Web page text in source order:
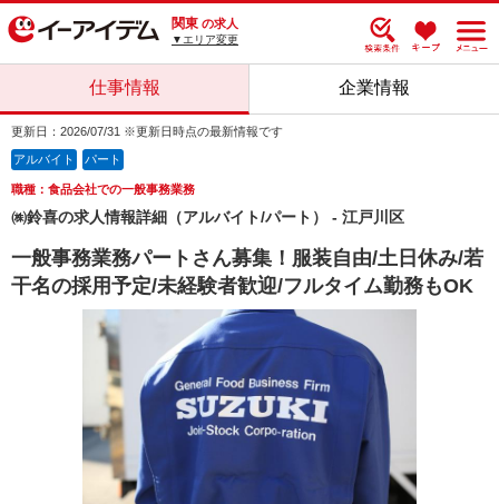
関東 の求人
▼エリア変更
仕事情報 企業情報
更新日：2026/07/31 ※更新日時点の最新情報です
アルバイト パート
職種：食品会社での一般事務業務
㈱鈴喜の求人情報詳細（アルバイト/パート） - 江戸川区
一般事務業務パートさん募集！服装自由/土日休み/若
干名の採用予定/未経験者歓迎/フルタイム勤務もOK